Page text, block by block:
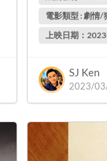
電影類型 : 劇情
上映日期：
SJ Ken
2023/